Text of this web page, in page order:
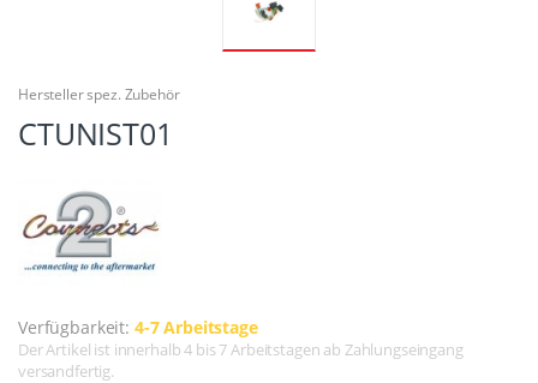
Hersteller spez. Zubehör
CTUNIST01
Verfügbarkeit: 4-7 Arbeitstage
Der Artikel ist innerhalb 4 bis 7 Arbeitstagen ab Zahlungseingang
versandfertig.